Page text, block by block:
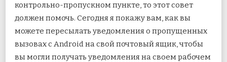
ВЫЗОВАХ
С
ANDROID
НА
ЭЛЕКТРОННУЮ
ПОЧТУ
контрольно-пропускном пункте, то этот совет
должен помочь. Сегодня я покажу вам, как вы
можете пересылать уведомления о пропущенных
вызовах с Android на свой почтовый ящик, чтобы
вы могли получать уведомления на своем рабочем